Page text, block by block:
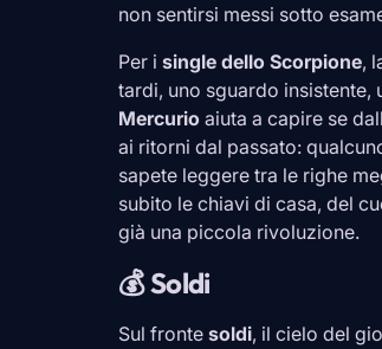
non sentirsi messi sotto
Per i single dello Scorpione,
tardi, uno sguardo insistente,
Mercurio aiuta a capire se
ai ritorni dal passato:
sapete leggere tra le righe
subito le chiavi di casa, del
già una piccola rivoluzione.
💰 Soldi
Sul fronte soldi, il cielo del